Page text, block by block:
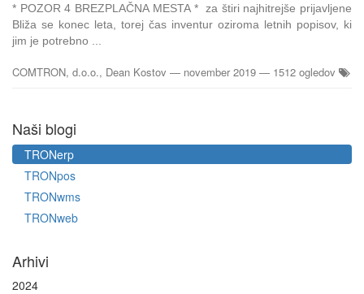
* POZOR 4 BREZPLAČNA MESTA * za štiri najhitrejše prijavljene
Bliža se konec leta, torej čas inventur oziroma letnih popisov, ki
jim je potrebno ...
COMTRON, d.o.o., Dean Kostov — november 2019 — 1512 ogledov
Naši blogi
TRONerp
TRONpos
TRONwms
TRONweb
Arhivi
2024